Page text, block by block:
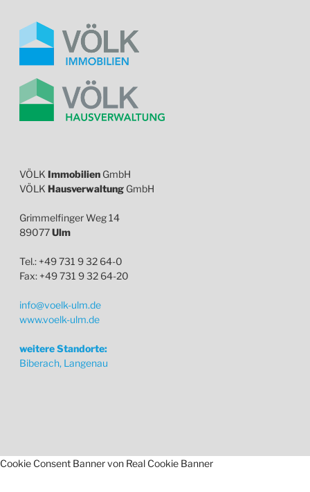
VÖLK Immobilien GmbH
VÖLK Hausverwaltung GmbH
Grimmelfinger Weg 14
89077Ulm
Tel.: +49 731 9 32 64-0
Fax: +49 731 9 32 64-20
info@voelk-ulm.de
www.voelk-ulm.de
weitere Standorte:
Biberach, Langenau
Cookie Consent Banner von Real Cookie Banner